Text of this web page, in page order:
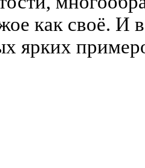
как своё. И
ярких